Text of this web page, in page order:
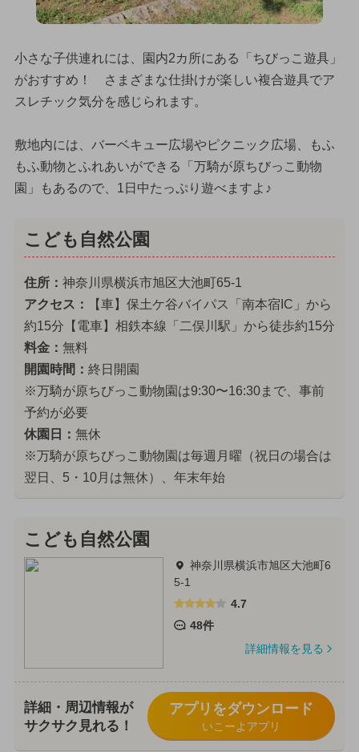
小さな子供連れには、園内2カ所にある「ちびっこ遊具」
がおすすめ！ さまざまな仕掛けが楽しい複合遊具でア
スレチック気分を感じられます。
敷地内には、バーベキュー広場やピクニック広場、もふ
もふ動物とふれあいができる「万騎が原ちびっこ動物
園」もあるので、1日中たっぷり遊べますよ♪
こども自然公園
住所： 神奈川県横浜市旭区大池町65-1
アクセス：
【車】保土ケ谷バイパス「南本宿IC」から
約15分【電車】相鉄本線「二俣川駅」から徒歩約15分
料金： 無料
開園時間： 終日開園
※万騎が原ちびっこ動物園は9:30〜16:30まで、事前
予約が必要
休園日： 無休
※万騎が原ちびっこ動物園は毎週月曜（祝日の場合は
翌日、5・10月は無休）、年末年始
こども自然公園
神奈川県横浜市旭区大池町6
5-1
4.7
48件
詳細情報を見る
詳細・周辺情報が
サクサク見れる！
アプリをダウンロード
いこーよアプリ